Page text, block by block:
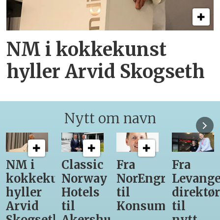
NM i kokkekunst
hyller Arvid Skogseth
Nytt om navn
Classic
Norway
Hotels
til
Fra
NorEngros
til
Konsumgruppen
Fra
Levanger-
direktør
til
12
får
være